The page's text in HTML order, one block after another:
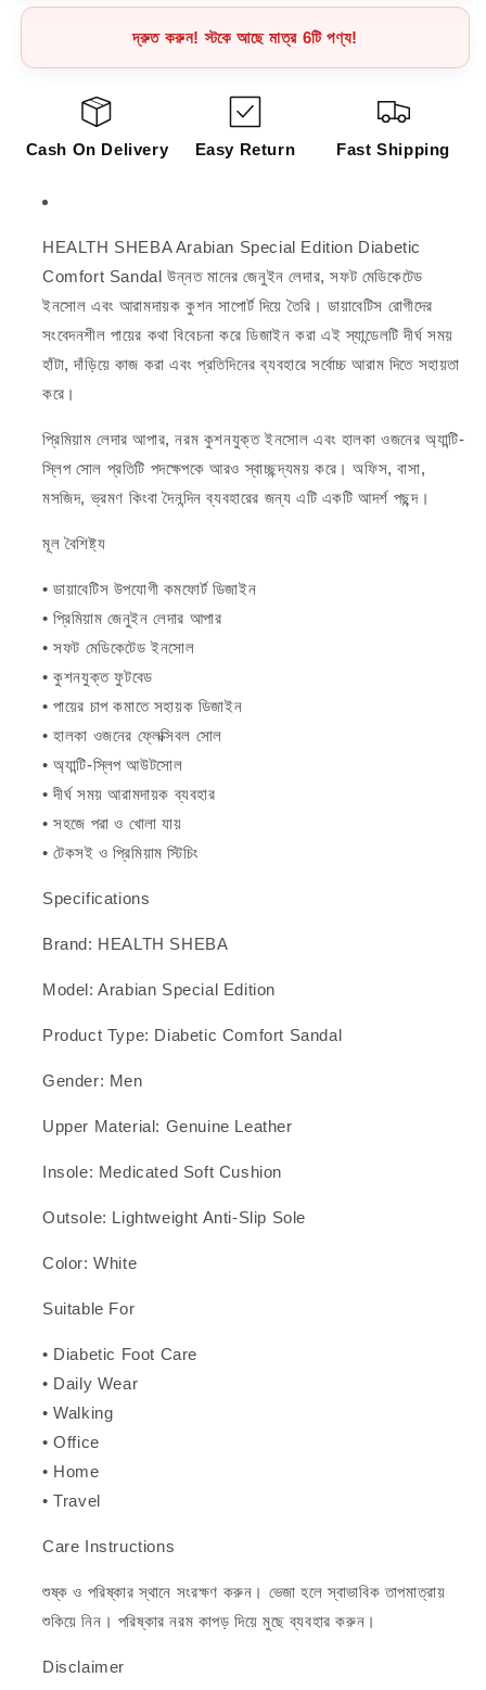
দ্রুত করুন! স্টকে আছে মাত্র 6টি পণ্য!
Cash On Delivery Easy Return Fast Shipping
HEALTH SHEBA Arabian Special Edition Diabetic
Comfort Sandal উন্নত মানের জেনুইন লেদার, সফট মেডিকেটেড
ইনসোল এবং আরামদায়ক কুশন সাপোর্ট দিয়ে তৈরি। ডায়াবেটিস রোগীদের
সংবেদনশীল পায়ের কথা বিবেচনা করে ডিজাইন করা এই স্যান্ডেলটি দীর্ঘ সময়
হাঁটা, দাঁড়িয়ে কাজ করা এবং প্রতিদিনের ব্যবহারে সর্বোচ্চ আরাম দিতে সহায়তা
করে।
প্রিমিয়াম লেদার আপার, নরম কুশনযুক্ত ইনসোল এবং হালকা ওজনের অ্যান্টি-
স্লিপ সোল প্রতিটি পদক্ষেপকে আরও স্বাচ্ছন্দ্যময় করে। অফিস, বাসা,
মসজিদ, ভ্রমণ কিংবা দৈনন্দিন ব্যবহারের জন্য এটি একটি আদর্শ পছন্দ।
মূল বৈশিষ্ট্য
• ডায়াবেটিস উপযোগী কমফোর্ট ডিজাইন
• প্রিমিয়াম জেনুইন লেদার আপার
• সফট মেডিকেটেড ইনসোল
• কুশনযুক্ত ফুটবেড
• পায়ের চাপ কমাতে সহায়ক ডিজাইন
• হালকা ওজনের ফ্লেক্সিবল সোল
• অ্যান্টি-স্লিপ আউটসোল
• দীর্ঘ সময় আরামদায়ক ব্যবহার
• সহজে পরা ও খোলা যায়
• টেকসই ও প্রিমিয়াম স্টিচিং
Specifications
Brand: HEALTH SHEBA
Model: Arabian Special Edition
Product Type: Diabetic Comfort Sandal
Gender: Men
Upper Material: Genuine Leather
Insole: Medicated Soft Cushion
Outsole: Lightweight Anti-Slip Sole
Color: White
Suitable For
• Diabetic Foot Care
• Daily Wear
• Walking
• Office
• Home
• Travel
Care Instructions
শুষ্ক ও পরিষ্কার স্থানে সংরক্ষণ করুন। ভেজা হলে স্বাভাবিক তাপমাত্রায়
শুকিয়ে নিন। পরিষ্কার নরম কাপড় দিয়ে মুছে ব্যবহার করুন।
Disclaimer